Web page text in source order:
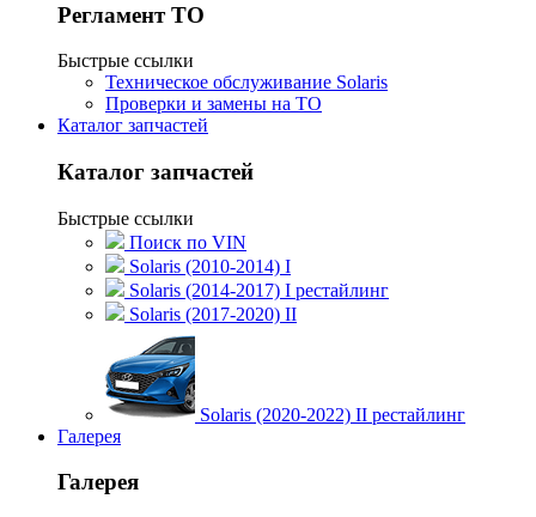
Регламент ТО
Быстрые ссылки
Техническое обслуживание Solaris
Проверки и замены на ТО
Каталог запчастей
Каталог запчастей
Быстрые ссылки
Поиск по VIN
Solaris (2010-2014) I
Solaris (2014-2017) I рестайлинг
Solaris (2017-2020) II
Solaris (2020-2022) II рестайлинг
Галерея
Галерея